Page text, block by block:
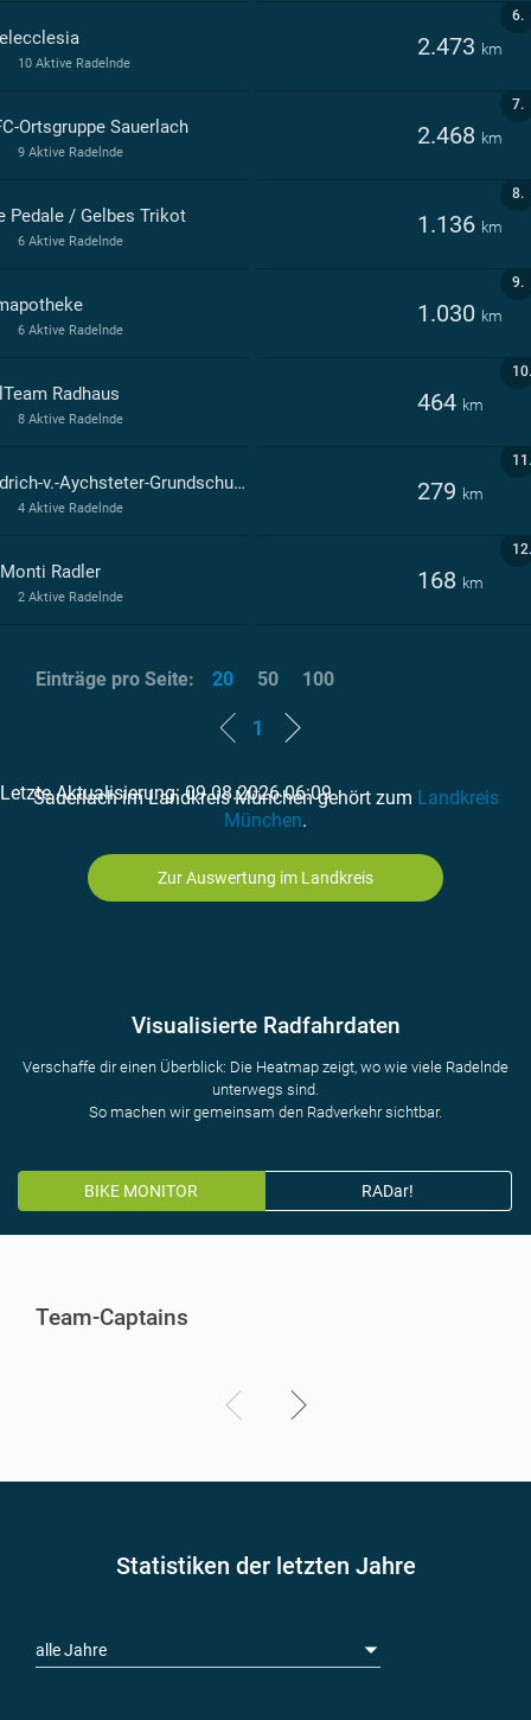
6.
2.473 km
10 Aktive Radelnde
7.
Ortsgruppe Sauerlach 2.468 km
9 Aktive Radelnde
8.
Pedale / Gelbes Trikot 1.136 km
6 Aktive Radelnde
9.
1.030 km
6 Aktive Radelnde
10.
Radhaus 464 km
8 Aktive Radelnde
11.
Friedrich-v.-Aychsteter-Grundschule Sauerlach 279 km
4 Aktive Radelnde
12.
Radler 168 km
2 Aktive Radelnde
1
Letzte Aktualisierung: 09.08.2026 06:09
Einträge pro Seite: 20 50 100
Sauerlach im Landkreis München gehört zum Landkreis
München.
Zur Auswertung im Landkreis
Visualisierte Radfahrdaten
Verschaffe dir einen Überblick: Die Heatmap zeigt, wo wie viele Radelnde
unterwegs sind.
So machen wir gemeinsam den Radverkehr sichtbar.
BIKE MONITOR RADar!
Team-Captains
Statistiken der letzten Jahre
alle Jahre